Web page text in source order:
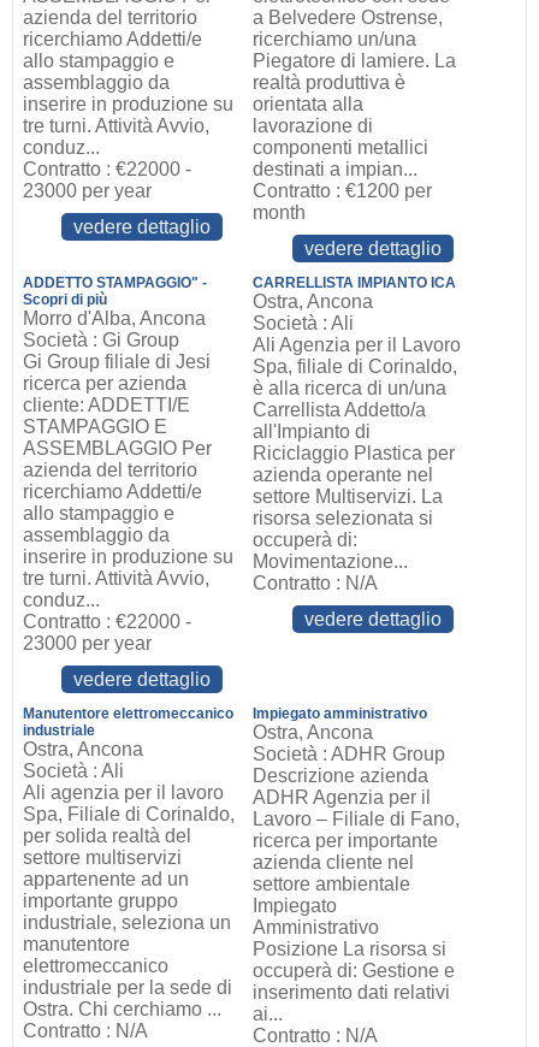
azienda del territorio
ricerchiamo Addetti/e
allo stampaggio e
assemblaggio da
inserire in produzione su
tre turni. Attività Avvio,
conduz...
Contratto : €22000 -
23000 per year
vedere dettaglio
a Belvedere Ostrense,
ricerchiamo un/una
Piegatore di lamiere. La
realtà produttiva è
orientata alla
lavorazione di
componenti metallici
destinati a impian...
Contratto : €1200 per
month
vedere dettaglio
ADDETTO STAMPAGGIO" -
Scopri di più
Morro d'Alba, Ancona
Società : Gi Group
Gi Group filiale di Jesi
ricerca per azienda
cliente: ADDETTI/E
STAMPAGGIO E
ASSEMBLAGGIO Per
azienda del territorio
ricerchiamo Addetti/e
allo stampaggio e
assemblaggio da
inserire in produzione su
tre turni. Attività Avvio,
conduz...
Contratto : €22000 -
23000 per year
vedere dettaglio
CARRELLISTA IMPIANTO ICA
Ostra, Ancona
Società : Ali
Ali Agenzia per il Lavoro
Spa, filiale di Corinaldo,
è alla ricerca di un/una
Carrellista Addetto/a
all'Impianto di
Riciclaggio Plastica per
azienda operante nel
settore Multiservizi. La
risorsa selezionata si
occuperà di:
Movimentazione...
Contratto : N/A
vedere dettaglio
Manutentore elettromeccanico
industriale
Ostra, Ancona
Società : Ali
Ali agenzia per il lavoro
Spa, Filiale di Corinaldo,
per solida realtà del
settore multiservizi
appartenente ad un
importante gruppo
industriale, seleziona un
manutentore
elettromeccanico
industriale per la sede di
Ostra. Chi cerchiamo ...
Contratto : N/A
Impiegato amministrativo
Ostra, Ancona
Società : ADHR Group
Descrizione azienda
ADHR Agenzia per il
Lavoro – Filiale di Fano,
ricerca per importante
azienda cliente nel
settore ambientale
Impiegato
Amministrativo
Posizione La risorsa si
occuperà di: Gestione e
inserimento dati relativi
ai...
Contratto : N/A